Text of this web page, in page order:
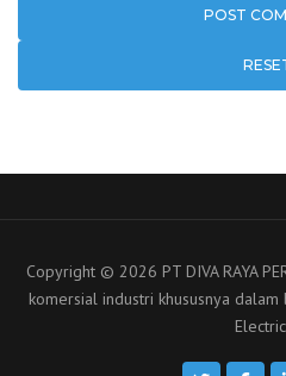
Copyright © 2026 PT DIVA RAYA
komersial industri khususnya